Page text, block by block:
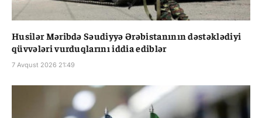
Husilər Məribdə Səudiyyə Ərəbistanının dəstəklədiyi
qüvvələri vurduqlarını iddia ediblər
7 Avqust 2026 21:49